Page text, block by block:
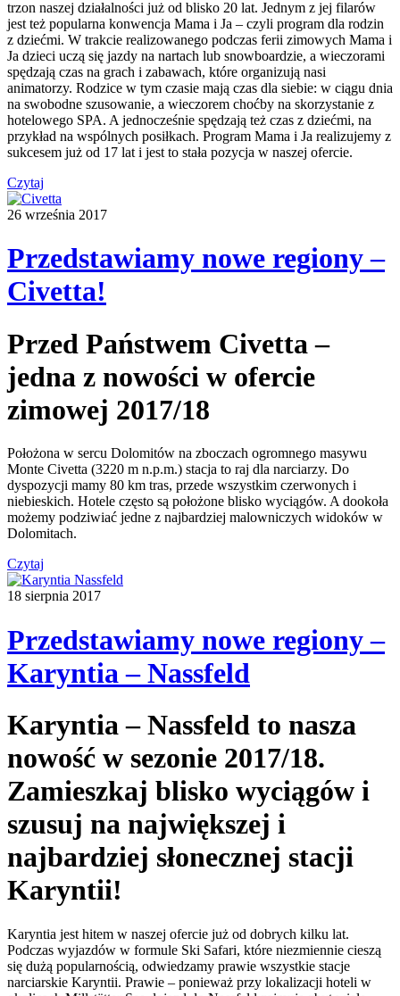
trzon naszej działalności już od blisko 20 lat. Jednym z jej filarów
jest też popularna konwencja Mama i Ja – czyli program dla rodzin
z dziećmi. W trakcie realizowanego podczas ferii zimowych Mama i
Ja dzieci uczą się jazdy na nartach lub snowboardzie, a wieczorami
spędzają czas na grach i zabawach, które organizują nasi
animatorzy. Rodzice w tym czasie mają czas dla siebie: w ciągu dnia
na swobodne szusowanie, a wieczorem choćby na skorzystanie z
hotelowego SPA. A jednocześnie spędzają też czas z dziećmi, na
przykład na wspólnych posiłkach. Program Mama i Ja realizujemy z
sukcesem już od 17 lat i jest to stała pozycja w naszej ofercie.
Czytaj
26 września 2017
Przedstawiamy nowe regiony –
Civetta!
Przed Państwem Civetta –
jedna z nowości w ofercie
zimowej 2017/18
Położona w sercu Dolomitów na zboczach ogromnego masywu
Monte Civetta (3220 m n.p.m.) stacja to raj dla narciarzy. Do
dyspozycji mamy 80 km tras, przede wszystkim czerwonych i
niebieskich. Hotele często są położone blisko wyciągów. A dookoła
możemy podziwiać jedne z najbardziej malowniczych widoków w
Dolomitach.
Czytaj
18 sierpnia 2017
Przedstawiamy nowe regiony –
Karyntia – Nassfeld
Karyntia – Nassfeld to nasza
nowość w sezonie 2017/18.
Zamieszkaj blisko wyciągów i
szusuj na największej i
najbardziej słonecznej stacji
Karyntii!
Karyntia jest hitem w naszej ofercie już od dobrych kilku lat.
Podczas wyjazdów w formule Ski Safari, które niezmiennie cieszą
się dużą popularnością, odwiedzamy prawie wszystkie stacje
narciarskie Karyntii. Prawie – ponieważ przy lokalizacji hoteli w